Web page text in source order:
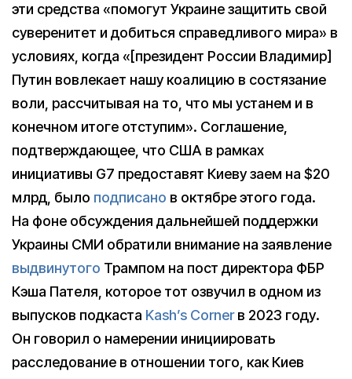
эти средства «помогут Украине защитить свой
суверенитет и добиться справедливого мира» в
условиях, когда «[президент России Владимир]
Путин вовлекает нашу коалицию в состязание
воли, рассчитывая на то, что мы устанем и в
конечном итоге отступим». Соглашение,
подтверждающее, что США в рамках
инициативы G7 предоставят Киеву заем на $20
млрд, было подписано в октябре этого года.
На фоне обсуждения дальнейшей поддержки
Украины СМИ обратили внимание на заявление
выдвинутого Трампом на пост директора ФБР
Кэша Пателя, которое тот озвучил в одном из
выпусков подкаста Kash’s Cornerв 2023 году.
Он говорил о намерении инициировать
расследование в отношении того, как Киев